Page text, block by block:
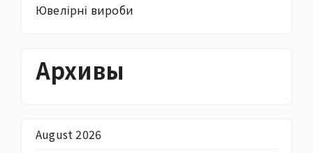
Ювелірні вироби
Архивы
August 2026